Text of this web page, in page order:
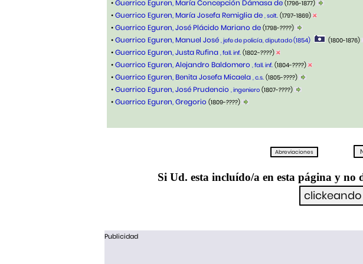
•Guerrico Eguren, María Concepción Dámasa de (1796-1877)
•Guerrico Eguren, María Josefa Remiglia de , solt. (1797-1869)
•Guerrico Eguren, José Plácido Mariano de (1798-????)
•Guerrico Eguren, Manuel José , jefe de policía, diputado (1854) (1800-1876)
•Guerrico Eguren, Justa Rufina , fall. inf. (1802-????)
•Guerrico Eguren, Alejandro Baldomero , fall. inf. (1804-????)
•Guerrico Eguren, Benita Josefa Micaela , c.s. (1805-????)
•Guerrico Eguren, José Prudencio , ingeniero (1807-????)
•Guerrico Eguren, Gregorio (1809-????)
Si Ud. esta incluído/a en esta página y no
Publicidad